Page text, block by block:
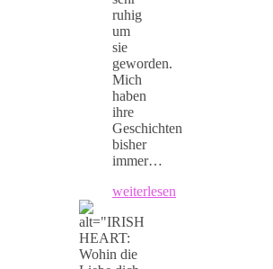
ruhig
um
sie
geworden.
Mich
haben
ihre
Geschichten
bisher
immer…
weiterlesen